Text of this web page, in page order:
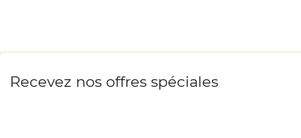
Recevez nos offres spéciales